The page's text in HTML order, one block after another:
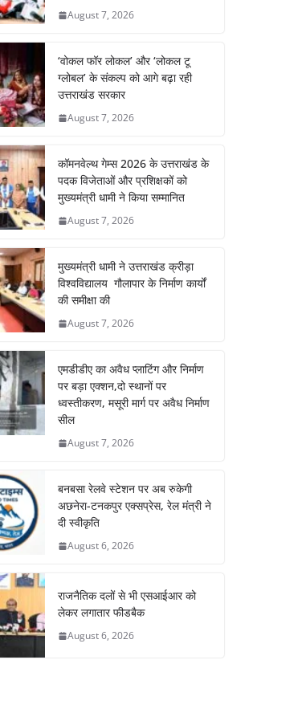
August 7, 2026
‘वोकल फॉर लोकल’ और ‘लोकल टू
ग्लोबल’ के संकल्प को आगे बढ़ा रही
उत्तराखंड सरकार
August 7, 2026
कॉमनवेल्थ गेम्स 2026 के उत्तराखंड के
पदक विजेताओं और प्रशिक्षकों को
मुख्यमंत्री धामी ने किया सम्मानित
August 7, 2026
मुख्यमंत्री धामी ने उत्तराखंड क्रीड़ा
विश्वविद्यालय गौलापार के निर्माण कार्यों
की समीक्षा की
August 7, 2026
एमडीडीए का अवैध प्लाटिंग और निर्माण
पर बड़ा एक्शन,दो स्थानों पर
ध्वस्तीकरण, मसूरी मार्ग पर अवैध निर्माण
सील
August 7, 2026
बनबसा रेलवे स्टेशन पर अब रुकेगी
अछनेरा-टनकपुर एक्सप्रेस, रेल मंत्री ने
दी स्वीकृति
August 6, 2026
राजनैतिक दलों से भी एसआईआर को
लेकर लगातार फीडबैक
August 6, 2026